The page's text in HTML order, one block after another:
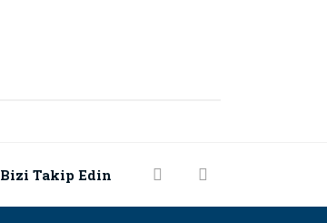
Bizi Takip Edin